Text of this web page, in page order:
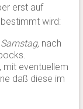
erst auf
wird:
Samstag,nach
mit eventuellem
daß diese im